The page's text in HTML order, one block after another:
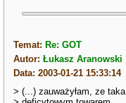
Temat: Re: GOT
Autor:Łukasz Aranowski
Data: 2003-01-21 15:33:14
> (...) zauważyłam, ze